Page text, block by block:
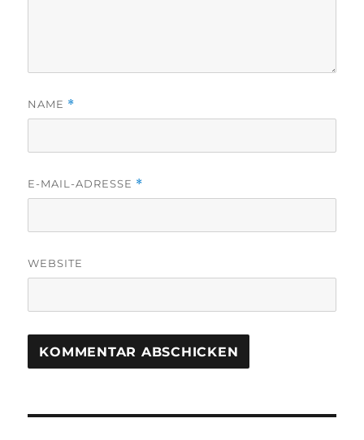
NAME *
E-MAIL-ADRESSE *
WEBSITE